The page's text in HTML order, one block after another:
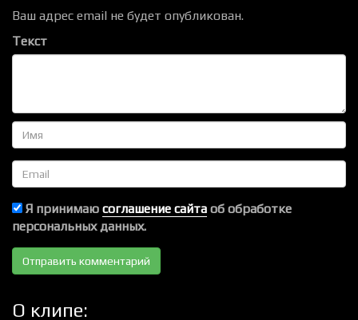
Ваш адрес email не будет опубликован.
Текст
Имя
Email
Я принимаю соглашение сайта об обработке
персональных данных.
О клипе: